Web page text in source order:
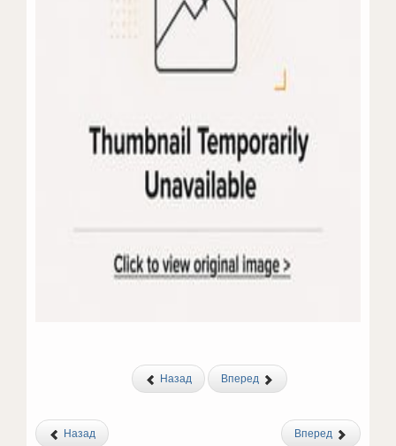
Назад Вперед
Назад Вперед